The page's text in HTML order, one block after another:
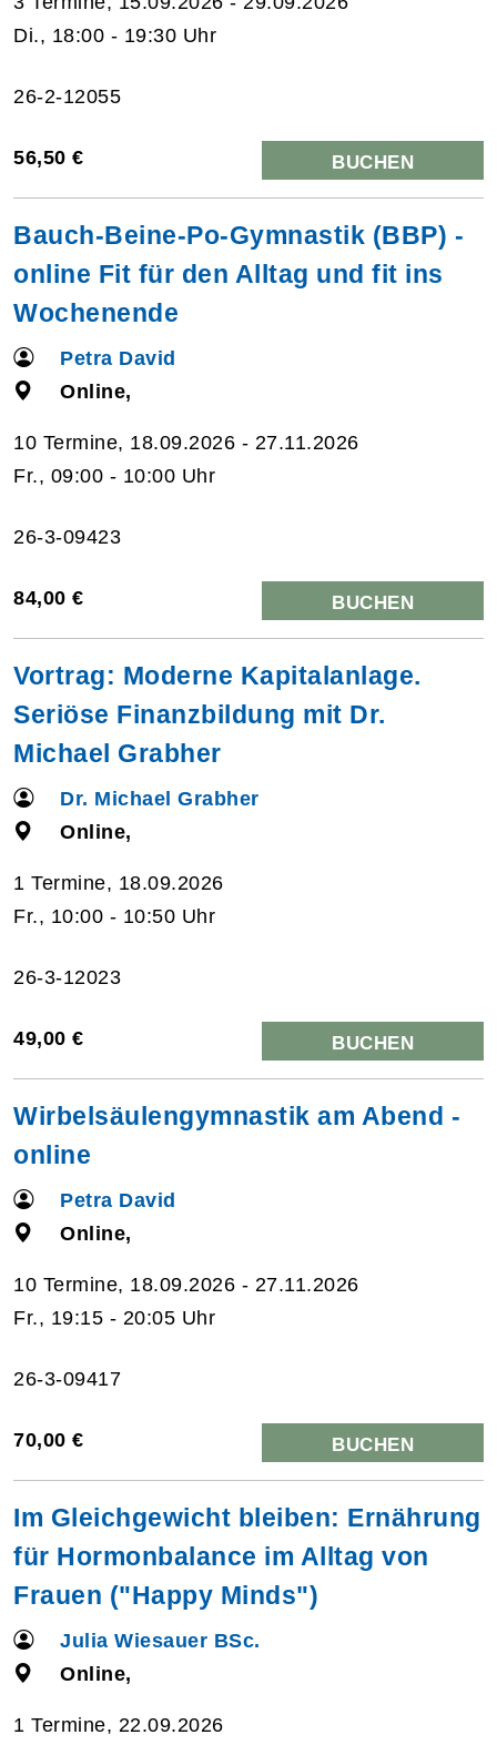
Di., 18:00 - 19:30 Uhr
26-2-12055
56,50 € BUCHEN
Bauch-Beine-Po-Gymnastik (BBP) -
online Fit für den Alltag und fit ins
Wochenende
Petra David
Online,
10 Termine, 18.09.2026 - 27.11.2026
Fr., 09:00 - 10:00 Uhr
26-3-09423
84,00 € BUCHEN
Vortrag: Moderne Kapitalanlage.
Seriöse Finanzbildung mit Dr.
Michael Grabher
Dr. Michael Grabher
Online,
1 Termine, 18.09.2026
Fr., 10:00 - 10:50 Uhr
26-3-12023
49,00 € BUCHEN
Wirbelsäulengymnastik am Abend -
online
Petra David
Online,
10 Termine, 18.09.2026 - 27.11.2026
Fr., 19:15 - 20:05 Uhr
26-3-09417
70,00 € BUCHEN
Im Gleichgewicht bleiben: Ernährung
für Hormonbalance im Alltag von
Frauen ("Happy Minds")
Julia Wiesauer BSc.
Online,
1 Termine, 22.09.2026